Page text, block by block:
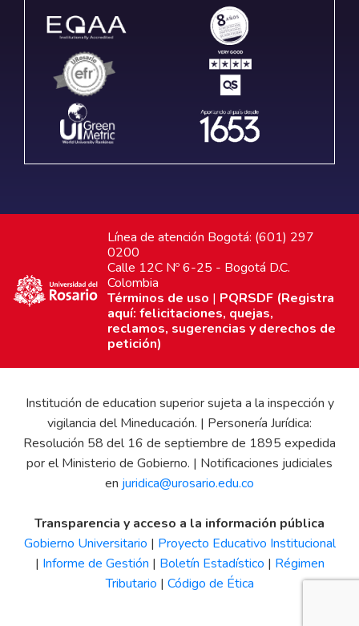
Línea de atención Bogotá: (601) 297
0200
Calle 12C Nº 6-25 - Bogotá D.C.
Colombia
Términos de uso | PQRSDF (Registra
aquí: felicitaciones, quejas,
reclamos, sugerencias y derechos de
petición)
Institución de education superior sujeta a la inspección y
vigilancia del Mineducación. | Personería Jurídica:
Resolución 58 del 16 de septiembre de 1895 expedida
por el Ministerio de Gobierno. | Notificaciones judiciales
en juridica@urosario.edu.co
Transparencia y acceso a la información pública
Gobierno Universitario | Proyecto Educativo Institucional
| Informe de Gestión | Boletín Estadístico | Régimen
Tributario | Código de Ética